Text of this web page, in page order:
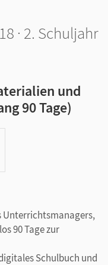
· 2. Schuljahr
und
90 Tage)
Unterrichtsmanagers,
90 Tage zur
Schulbuch und